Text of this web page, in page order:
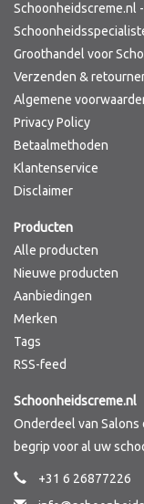
Schoonheidscreme.nl
Groothandel voor
Verzenden &
Algemene
Privacy Policy
Betaalmethoden
Klantenservice
Disclaimer
Producten
Alle producten
Nieuwe producten
Aanbiedingen
Merken
Tags
RSS-feed
Schoonheidscreme.nl
Onderdeel van Salons
begrip voor al uw
+31 6 26877226